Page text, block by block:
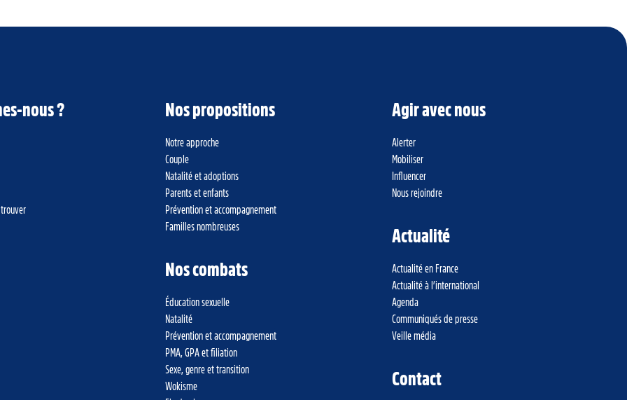
nous ? Nos propositions
Notre approche
Couple
Natalité et adoptions
Parents et enfants
Prévention et accompagnement
Familles nombreuses
Nos combats
Éducation sexuelle
Natalité
Prévention et accompagnement
PMA, GPA et filiation
Sexe, genre et transition
Wokisme
Agir avec nous
Alerter
Mobiliser
Influencer
Nous rejoindre
Actualité
Actualité en France
Actualité à l’international
Agenda
Communiqués de presse
Veille média
Contact